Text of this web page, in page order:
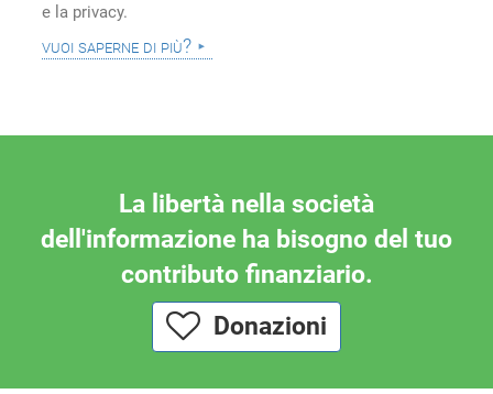
e la privacy.
vuoi saperne di più?
La libertà nella società
dell'informazione ha bisogno del tuo
contributo finanziario.
Donazioni